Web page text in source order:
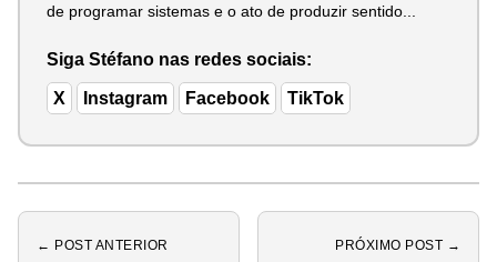
de programar sistemas e o ato de produzir sentido...
Siga Stéfano nas redes sociais:
X Instagram Facebook TikTok
← POST ANTERIOR PRÓXIMO POST →